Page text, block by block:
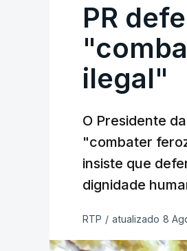
PR
ilegal"
O Presidente
"combater
insiste que
dignidade
RTP / atualizado 8